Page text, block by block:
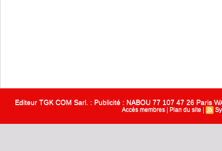
Editeur TGK COM Sarl. : Publicité : NABOU 77 107 47 26 Paris
Accès membres Plan du site